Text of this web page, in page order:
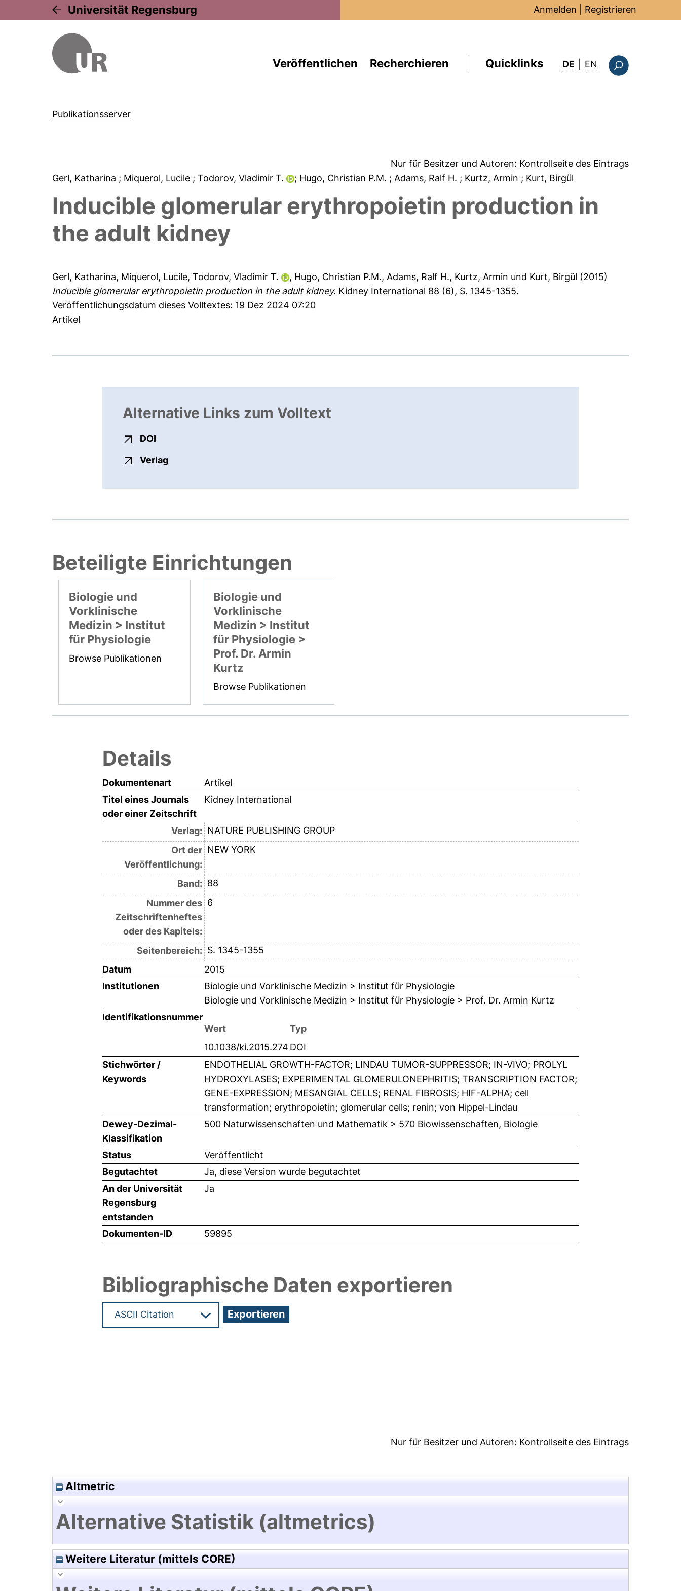
Universität Regensburg Anmelden Registrieren
Veröffentlichen Recherchieren Quicklinks DE EN : this page in
Publikationsserver
Nur für Besitzer und Autoren: Kontrollseite des Eintrags
Gerl, Katharina ; Miquerol, Lucile ; Todorov, Vladimir T. ; Hugo, Christian P.M. ; Adams, Ralf H. ; Kurtz, Armin ; Kurt, Birgül
Inducible glomerular erythropoietin production in
the adult kidney
Gerl, Katharina, Miquerol, Lucile,Todorov, Vladimir T. , Hugo, Christian P.M.,Adams, Ralf H., Kurtz, Armin und Kurt, Birgül (2015)
Inducible glomerular erythropoietin production in the adult kidney. Kidney International 88 (6), S. 1345-1355.
Veröffentlichungsdatum dieses Volltextes: 19 Dez 2024 07:20
Artikel
Alternative Links zum Volltext
DOI
Verlagexterner Link, öffnet neues Fenster
Beteiligte Einrichtungen
Biologie und
Vorklinische
Medizin > Institut
für Physiologie
Browse Publikationen
Biologie und
Vorklinische
Medizin > Institut
für Physiologie >
Prof. Dr. Armin
Kurtz
Browse Publikationen
Details
Dokumentenart
Artikel
Titel eines Journals
oder einer Zeitschrift
Kidney International
Verlag: NATURE PUBLISHING GROUP
Ort der
Veröffentlichung:
NEW YORK
Band: 88
Nummer des
Zeitschriftenheftes
oder des Kapitels:
6
Seitenbereich: S. 1345-1355
Datum
2015
Institutionen
Biologie und Vorklinische Medizin > Institut für Physiologie
Biologie und Vorklinische Medizin > Institut für Physiologie > Prof. Dr. Armin Kurtz
Identifikationsnummer
Wert
Typ
10.1038/ki.2015.274 DOI
Stichwörter /
Keywords
ENDOTHELIAL GROWTH-FACTOR; LINDAU TUMOR-SUPPRESSOR; IN-VIVO; PROLYL
HYDROXYLASES; EXPERIMENTAL GLOMERULONEPHRITIS; TRANSCRIPTION FACTOR;
GENE-EXPRESSION; MESANGIAL CELLS; RENAL FIBROSIS; HIF-ALPHA; cell
transformation; erythropoietin; glomerular cells; renin; von Hippel-Lindau
Dewey-Dezimal-
Klassifikation
500 Naturwissenschaften und Mathematik > 570 Biowissenschaften, Biologie
Status
Veröffentlicht
Begutachtet
Ja, diese Version wurde begutachtet
An der Universität
Regensburg
entstanden
Ja
Dokumenten-ID 59895
Bibliographische Daten exportieren
Nur für Besitzer und Autoren: Kontrollseite des Eintrags
Altmetric
Alternative Statistik (altmetrics)
Weitere Literatur (mittels CORE)